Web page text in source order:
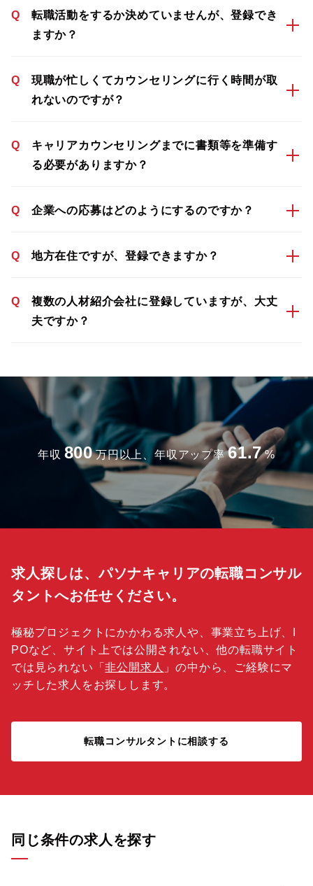
Q
転職活動をするか決めていませんが、登録でき
ますか？
Q
現職が忙しくてカウンセリングに行く時間が取
れないのですが？
Q
キャリアカウンセリングまでに書類等を準備す
る必要がありますか？
Q 企業への応募はどのようにするのですか？
Q 地方在住ですが、登録できますか？
Q
複数の人材紹介会社に登録していますが、大丈
夫ですか？
年収 800 万円以上、年収アップ率 61.7 %
求人探しは、パソナキャリアの転職コンサル
タントへお任せください。
極秘プロジェクトにかかわる求人や、事業立ち上げ、I
POなど、サイト上では公開されない、他の転職サイト
では見られない「非公開求人 」の中から、ご経験にマ
ッチした求人をお探しします。
転職コンサルタントに相談する
同じ条件の求人を探す